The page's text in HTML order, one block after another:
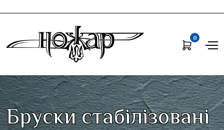
0
Бруски стабілізовані